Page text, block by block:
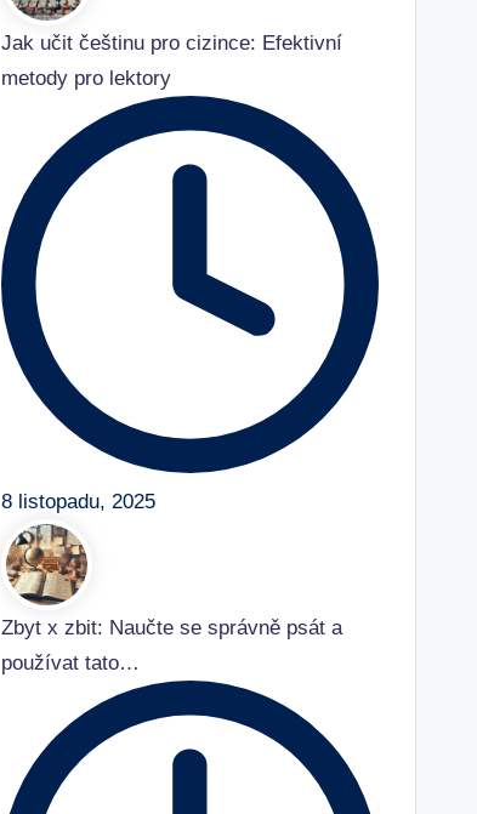
Jak učit češtinu pro cizince: Efektivní
metody pro lektory
8 listopadu, 2025
Zbyt x zbit: Naučte se správně psát a
používat tato…